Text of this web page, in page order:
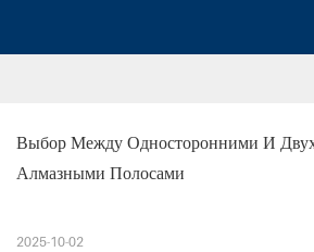
Выбор Между Односторонними И
Алмазными Полосами
2025-10-02